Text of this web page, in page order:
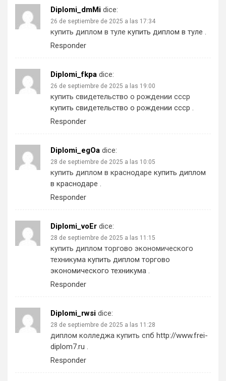
Diplomi_dmMi dice:
26 de septiembre de 2025 a las 17:34
купить диплом в туле купить диплом в туле .
Responder
Diplomi_fkpa dice:
26 de septiembre de 2025 a las 19:00
купить свидетельство о рождении ссср
купить свидетельство о рождении ссср .
Responder
Diplomi_egOa dice:
28 de septiembre de 2025 a las 10:05
купить диплом в краснодаре купить диплом
в краснодаре .
Responder
Diplomi_voEr dice:
28 de septiembre de 2025 a las 11:15
купить диплом торгово экономического
техникума купить диплом торгово
экономического техникума .
Responder
Diplomi_rwsi dice:
28 de septiembre de 2025 a las 11:28
диплом колледжа купить спб http://www.frei-
diplom7.ru .
Responder